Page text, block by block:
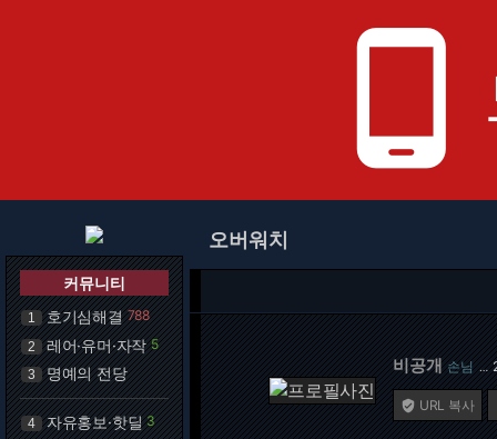
phone_android
커뮤니티
1 호기심해결 788
2 레어·유머·자작 5
3 명예의 전당
4 자유홍보·핫딜 3
오버워치
비공개 손님 …
 URL 복사